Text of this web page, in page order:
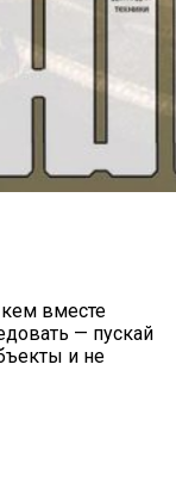
вместе
— пускай
и не